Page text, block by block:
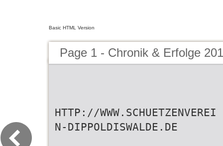
Basic HTML Version
Page 1 - Chronik & Erfolge
HTTP://WWW.SCHUETZENVEREI
N-DIPPOLDISWALDE.DE